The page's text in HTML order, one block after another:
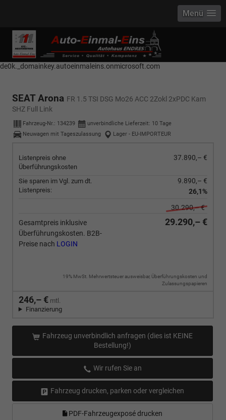
------------ Host Name : selector1._domainkey Points to address or value:
selector1-aee-de0k._domainkey.autoeinmaleins.onmicrosoft.com Host
Name : selector2._domainkey Points to address or value: selector2-aee-
de0k._domainkey.autoeinmaleins.onmicrosoft.com
Menü
SEAT Arona FR 1.5 TSI DSG Mo26 ACC 2Zokl 2xPDC Kam
SHZ Full Link
Fahrzeug-Nr.: 134239 unverbindliche Lieferzeit: 10 Tage
Neuwagen mit Tageszulassung
Lager - EU-IMPORTEUR
Listenpreis ohne
Überführungskosten
37.890,– €
Sie sparen im Vgl. zum dt.
Listenpreis:
9.890,– €
26,1%
30.290,– €
Gesamtpreis inklusive
Überführungskosten. B2B-
Preise nach LOGIN
29.290,– €
19% MwSt. Mehrwertsteuer ausweisbar, Überführungskosten und
Zulassungspapieren
246,– € mtl.
Finanzierung
Fahrzeug unverbindlich anfragen (dies ist KEINE
Bestellung!)
Wir rufen Sie an
Fahrzeug drucken, parken oder vergleichen
PDF-Fahrzeugexposé drucken